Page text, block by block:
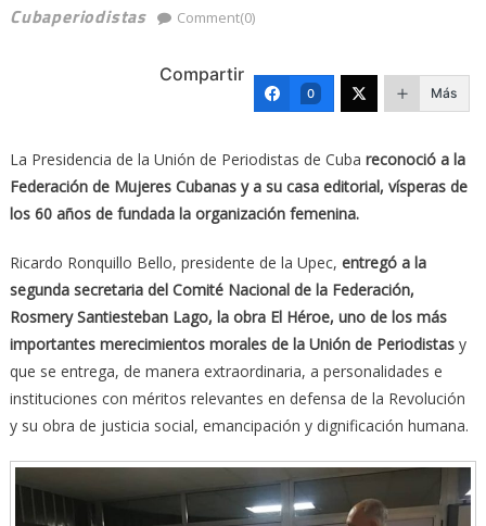
Cubaperiodistas
Comment(0)
Compartir
0 Más
La Presidencia de la Unión de Periodistas de Cuba reconoció a la
Federación de Mujeres Cubanas y a su casa editorial, vísperas de
los 60 años de fundada la organización femenina.
Ricardo Ronquillo Bello, presidente de la Upec, entregó a la
segunda secretaria del Comité Nacional de la Federación,
Rosmery Santiesteban Lago, la obra El Héroe, uno de los más
importantes merecimientos morales de la Unión de Periodistasy
que se entrega, de manera extraordinaria, a personalidades e
instituciones con méritos relevantes en defensa de la Revolución
y su obra de justicia social, emancipación y dignificación humana.